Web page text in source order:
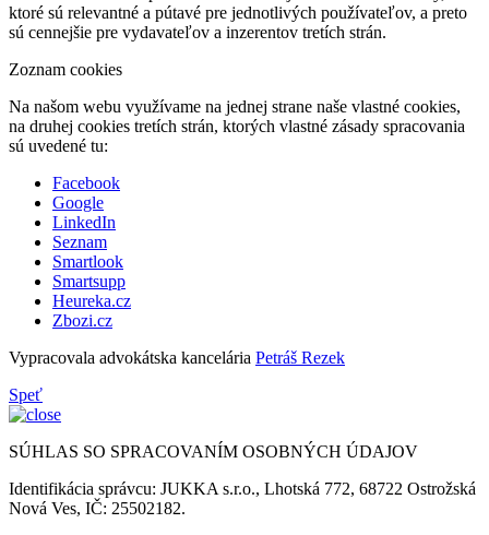
ktoré sú relevantné a pútavé pre jednotlivých používateľov, a preto
sú cennejšie pre vydavateľov a inzerentov tretích strán.
Zoznam cookies
Na našom webu využívame na jednej strane naše vlastné cookies,
na druhej cookies tretích strán, ktorých vlastné zásady spracovania
sú uvedené tu:
Facebook
Google
LinkedIn
Seznam
Smartlook
Smartsupp
Heureka.cz
Zbozi.cz
Vypracovala advokátska kancelária Petráš Rezek
Speť
SÚHLAS SO SPRACOVANÍM OSOBNÝCH ÚDAJOV
Identifikácia správcu: JUKKA s.r.o., Lhotská 772, 68722 Ostrožská
Nová Ves, IČ: 25502182.